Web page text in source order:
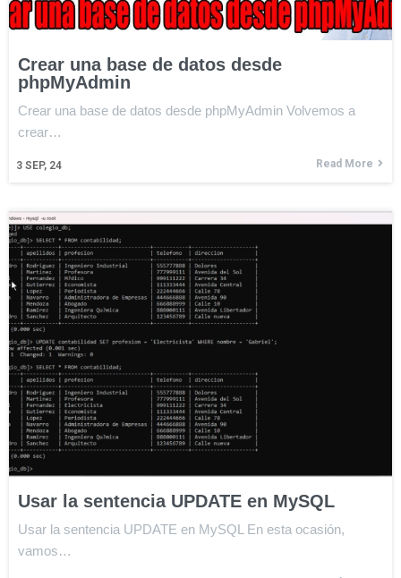
Crear una base de datos desde
phpMyAdmin
3 SEP, 24
Crear una base de datos desde phpMyAdmin Volvemos a
crear…
Read More
Usar la sentencia UPDATE en MySQL
Usar la sentencia UPDATE en MySQL En esta ocasión,
vamos…